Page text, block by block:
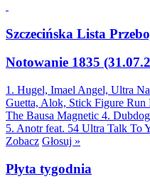
Szczecińska Lista
Notowanie 1835
1. Hugel, Imael Angel, Ultra
Guetta, Alok, Stick Figure Run
The Bausa Magnetic 4.
5. Anotr feat. 54 Ultra Talk To
Zobacz Głosuj »
Płyta tygodnia